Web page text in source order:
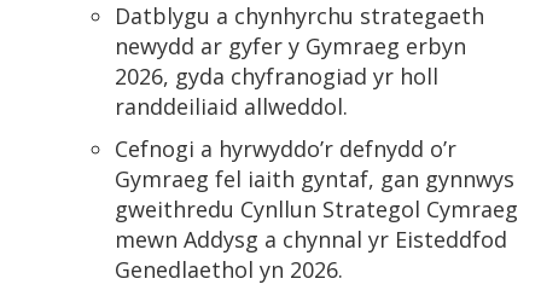
Datblygu a chynhyrchu strategaeth
newydd ar gyfer y Gymraeg erbyn
2026, gyda chyfranogiad yr holl
randdeiliaid allweddol.
Cefnogi a hyrwyddo’r defnydd o’r
Gymraeg fel iaith gyntaf, gan gynnwys
gweithredu Cynllun Strategol Cymraeg
mewn Addysg a chynnal yr Eisteddfod
Genedlaethol yn 2026.